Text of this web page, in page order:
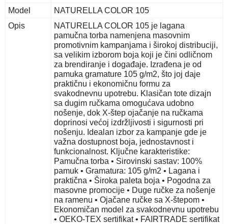
Model
NATURELLA COLOR 105
Opis
NATURELLA COLOR 105 je lagana
pamučna torba namenjena masovnim
promotivnim kampanjama i širokoj distribuciji,
sa velikim izborom boja koji je čini odličnom
za brendiranje i događaje. Izrađena je od
pamuka gramature 105 g/m2, što joj daje
praktičnu i ekonomičnu formu za
svakodnevnu upotrebu. Klasičan tote dizajn
sa dugim ručkama omogućava udobno
nošenje, dok X-štep ojačanje na ručkama
doprinosi većoj izdržljivosti i sigurnosti pri
nošenju. Idealan izbor za kampanje gde je
važna dostupnost boja, jednostavnost i
funkcionalnost. Ključne karakteristike:
Pamučna torba • Sirovinski sastav: 100%
pamuk • Gramatura: 105 g/m2 • Lagana i
praktična • Široka paleta boja • Pogodna za
masovne promocije • Duge ručke za nošenje
na ramenu • Ojačane ručke sa X-štepom •
Ekonomičan model za svakodnevnu upotrebu
• OEKO-TEX sertifikat • FAIRTRADE sertifikat